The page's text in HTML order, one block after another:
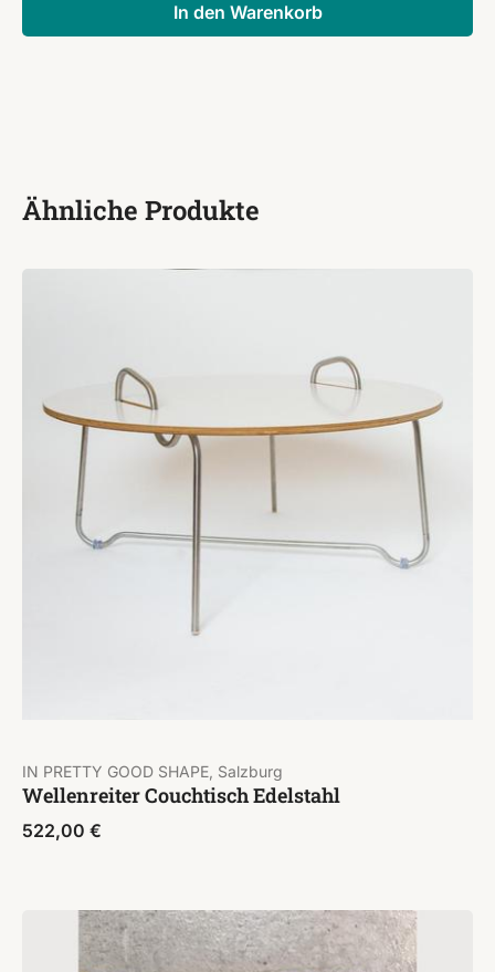
In den Warenkorb
Ähnliche Produkte
IN PRETTY GOOD SHAPE, Salzburg
Wellenreiter Couchtisch Edelstahl
522,00 €